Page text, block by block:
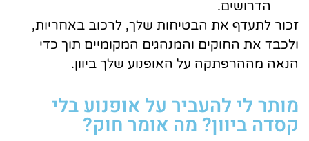
הדרושים.
זכור לתעדף את הבטיחות שלך, לרכוב באחריות,
ולכבד את החוקים והמנהגים המקומיים תוך כדי
הנאה מההרפתקה על האופנוע שלך ביוון.
מותר לי להעביר על אופנוע בלי
קסדה ביוון? מה אומר חוק?